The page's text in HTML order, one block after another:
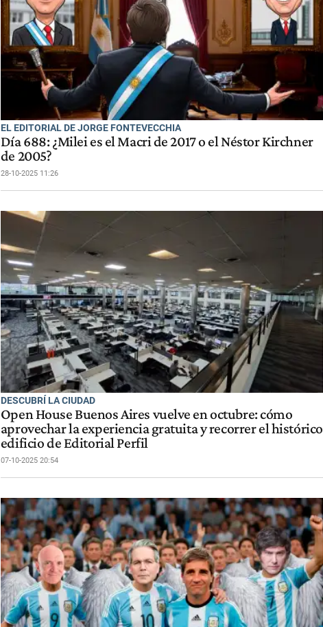
EL EDITORIAL DE JORGE FONTEVECCHIA
Día 688: ¿Milei es el Macri de 2017 o el Néstor Kirchner
de 2005?
28-10-2025 11:26
DESCUBRÍ LA CIUDAD
Open House Buenos Aires vuelve en octubre: cómo
aprovechar la experiencia gratuita y recorrer el histórico
edificio de Editorial Perfil
07-10-2025 20:54